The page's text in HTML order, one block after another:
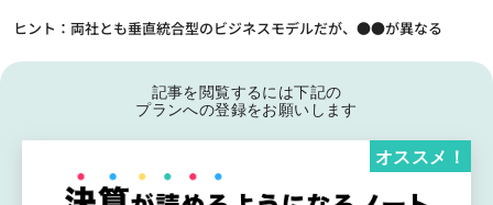
ヒント：両社とも垂直統合型のビジネスモデルだが、●●が異なる
記事を閲覧するには下記の
プランへの登録をお願いします
オススメ！